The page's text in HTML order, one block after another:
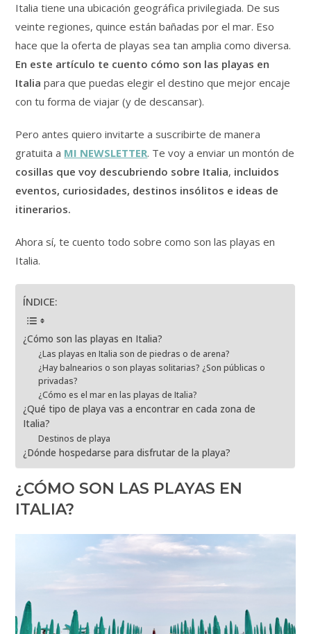
Italia tiene una ubicación geográfica privilegiada. De sus
veinte regiones, quince están bañadas por el mar. Eso
hace que la oferta de playas sea tan amplia como diversa.
En este artículo te cuento cómo son las playas en
Italia para que puedas elegir el destino que mejor encaje
con tu forma de viajar (y de descansar).
Pero antes quiero invitarte a suscribirte de manera
gratuita a MI NEWSLETTER. Te voy a enviar un montón de
cosillas que voy descubriendo sobre Italia, incluidos
eventos, curiosidades, destinos insólitos e ideas de
itinerarios.
Ahora sí, te cuento todo sobre como son las playas en
Italia.
ÍNDICE:
¿Cómo son las playas en Italia?
¿Las playas en Italia son de piedras o de arena?
¿Hay balnearios o son playas solitarias? ¿Son públicas o
privadas?
¿Cómo es el mar en las playas de Italia?
¿Qué tipo de playa vas a encontrar en cada zona de
Italia?
Destinos de playa
¿Dónde hospedarse para disfrutar de la playa?
¿CÓMO SON LAS PLAYAS EN
ITALIA?